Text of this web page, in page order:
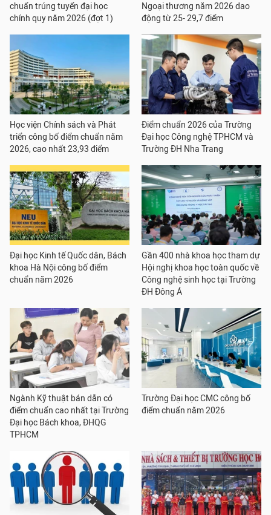
chuẩn trúng tuyển đại học
chính quy năm 2026 (đợt 1)
Ngoại thương năm 2026 dao
động từ 25- 29,7 điểm
Học viện Chính sách và Phát
triển công bố điểm chuẩn năm
2026, cao nhất 23,93 điểm
Điểm chuẩn 2026 của Trường
Đại học Công nghệ TPHCM và
Trường ĐH Nha Trang
Đại học Kinh tế Quốc dân, Bách
khoa Hà Nội công bố điểm
chuẩn năm 2026
Gần 400 nhà khoa học tham dự
Hội nghị khoa học toàn quốc về
Công nghệ sinh học tại Trường
ĐH Đông Á
Ngành Kỹ thuật bán dẫn có
điểm chuẩn cao nhất tại Trường
Đại học Bách khoa, ĐHQG
TPHCM
Trường Đại học CMC công bố
điểm chuẩn năm 2026